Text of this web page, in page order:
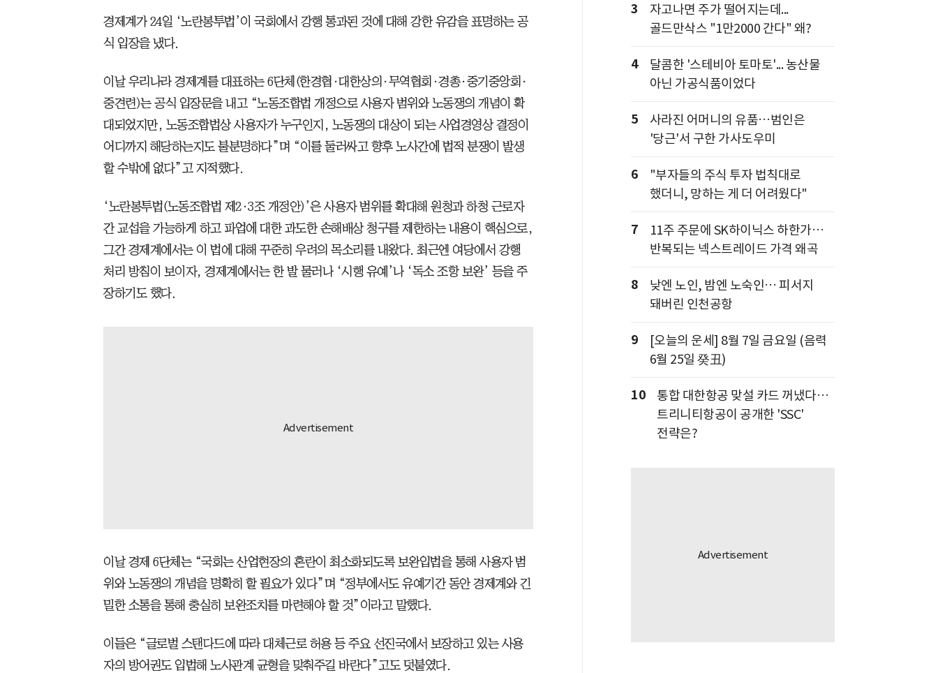
경제계가 24일 ‘노란봉투법’이 국회에서 강행 통과된 것에 대해 강한 유감을 표명하는 공
식 입장을 냈다.
이날 우리나라 경제계를 대표하는 6단체(한경협·대한상의·무역협회·경총·중기중앙회·
중견련)는 공식 입장문을 내고 “노동조합법 개정으로 사용자 범위와 노동쟁의 개념이 확
대되었지만, 노동조합법상 사용자가 누구인지, 노동쟁의 대상이 되는 사업경영상 결정이
어디까지 해당하는지도 불분명하다”며 “이를 둘러싸고 향후 노사간에 법적 분쟁이 발생
할 수밖에 없다”고 지적했다.
‘노란봉투법(노동조합법 제2·3조 개정안)’은 사용자 범위를 확대해 원청과 하청 근로자
간 교섭을 가능하게 하고 파업에 대한 과도한 손해배상 청구를 제한하는 내용이 핵심으로,
그간 경제계에서는 이 법에 대해 꾸준히 우려의 목소리를 내왔다. 최근엔 여당에서 강행
처리 방침이 보이자, 경제계에서는 한 발 물러나 ‘시행 유예’나 ‘독소 조항 보완’ 등을 주
장하기도 했다.
이날 경제 6단체는 “국회는 산업현장의 혼란이 최소화되도록 보완입법을 통해 사용자 범
위와 노동쟁의 개념을 명확히 할 필요가 있다”며 “정부에서도 유예기간 동안 경제계와 긴
밀한 소통을 통해 충실히 보완조치를 마련해야 할 것”이라고 말했다.
이들은 “글로벌 스탠다드에 따라 대체근로 허용 등 주요 선진국에서 보장하고 있는 사용
자의 방어권도 입법해 노사관계 균형을 맞춰주길 바란다”고도 덧붙였다.
3
자고나면 주가 떨어지는데...
골드만삭스 "1만2000 간다" 왜?
4
달콤한 '스테비아 토마토'... 농산물
아닌 가공식품이었다
5
사라진 어머니의 유품…범인은
'당근'서 구한 가사도우미
6
"부자들의 주식 투자 법칙대로
했더니, 망하는 게 더 어려웠다"
7
11주 주문에 SK하이닉스 하한가…
반복되는 넥스트레이드 가격 왜곡
8
낮엔 노인, 밤엔 노숙인… 피서지
돼버린 인천공항
9
[오늘의 운세] 8월 7일 금요일 (음력
6월 25일 癸丑)
10
통합 대한항공 맞설 카드 꺼냈다…
트리니티항공이 공개한 'SSC'
전략은?